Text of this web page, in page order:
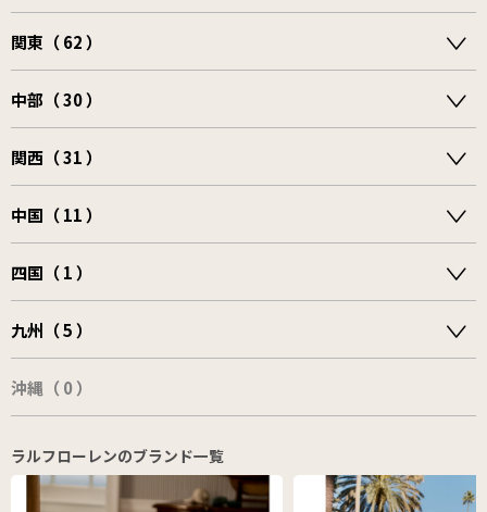
関東（ 62 ）
中部（ 30 ）
関西（ 31 ）
中国（ 11 ）
四国（ 1 ）
九州（ 5 ）
沖縄（ 0 ）
ラルフローレンのブランド一覧